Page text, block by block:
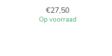
€27,50
Op voorraad